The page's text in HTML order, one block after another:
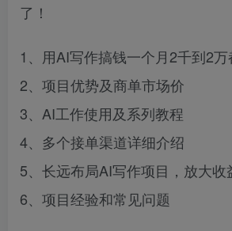
了！
1、用AI写作搞钱一个月2千到2万
2、项目优势及商单市场价
3、AI工作使用及系列教程
4、多个接单渠道详细介绍
5、长远布局AI写作项目，放大收
6、项目经验和常见问题